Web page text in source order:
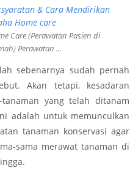
& Cara Mendirikan
Home care
Care (Perawatan Pasien di
Perawatan ...
sebenarnya sudah pernah
Akan tetapi, kesadaran
yang telah ditanam
adalah untuk memunculkan
tanaman konservasi agar
sama merawat tanaman di